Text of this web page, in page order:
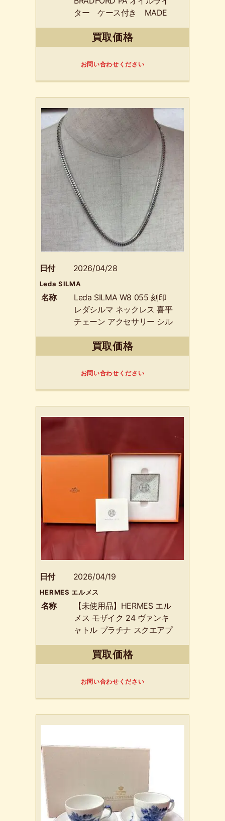
ター ケース付き MADE
買取価格
お問い合わせください
日付 2026/04/28
Leda SILMA
名称
Leda SILMA W8 055 刻印
レダシルマ ネックレス 喜平
チェーン アクセサリー シル
買取価格
お問い合わせください
日付 2026/04/19
HERMES エルメス
名称
【未使用品】HERMES エル
メス モザイク 24 ヴァンキ
ャトル プラチナ スクエアプ
買取価格
お問い合わせください